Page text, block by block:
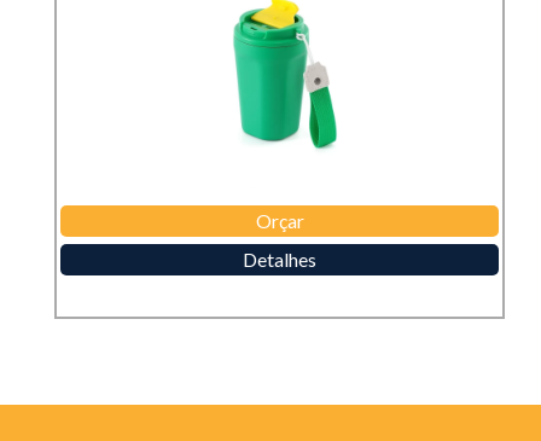
Orçar
Detalhes